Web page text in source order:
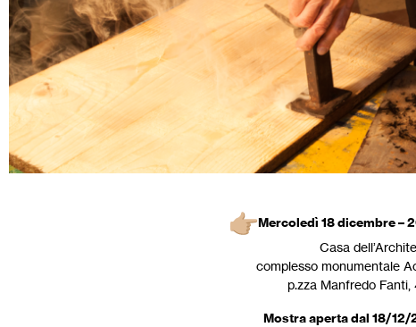
Mercoledì 18 dicembre –
Casa
complesso monumentale
p.zza Manfredo Fanti,
Mostra aperta dal 18/